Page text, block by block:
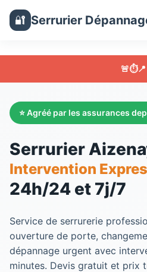
🔐 Serrurier
🚨⏱️📍
⭐ Agréé par les assurances
Serrurier
Intervention
24h/24 et 7j/7
Service de serrurerie
ouverture de porte,
dépannage urgent avec
minutes. Devis gratuit et prix